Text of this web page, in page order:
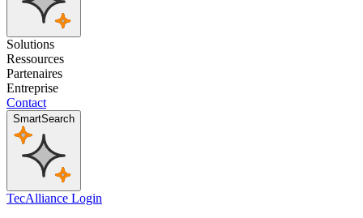
Solutions
Ressources
Partenaires
Entreprise
Contact
SmartSearch
TecAlliance Login